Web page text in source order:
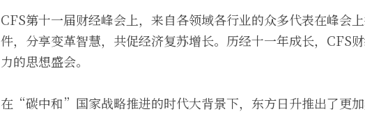
CFS第十一届财经峰会上，来自各领域各行业的众多代表在峰会
件，分享变革智慧，共促经济复苏增长。历经十一年成长，CFS
力的思想盛会。
在“碳中和”国家战略推进的时代大背景下，东方日升推出了更